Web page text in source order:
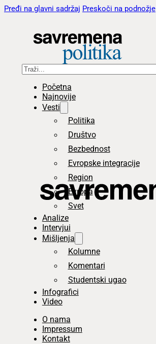
Pređi na glavni sadržaj Preskoči na podnožje
Pretraga
Početna
Najnovije
Vesti
Politika
Društvo
Bezbednost
Evropske integracije
Region
Evropa
Svet
Analize
Intervjui
Mišljenja
Kolumne
Komentari
Studentski ugao
Infografici
Video
O nama
Impressum
Kontakt